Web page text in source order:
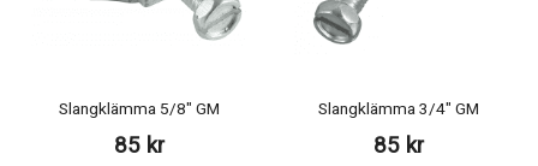
Slangklämma 5/8" GM
85 kr
Slangklämma 3/4" GM
85 kr